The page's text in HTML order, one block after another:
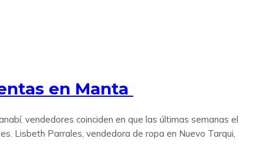
en Manta
vendedores coinciden en que las últimas semanas el
Lisbeth Parrales, vendedora de ropa en Nuevo Tarqui,